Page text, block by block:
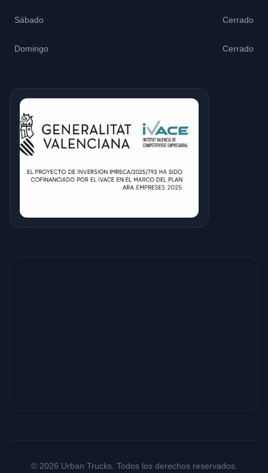
Sábado Cerrado
Domingo Cerrado
© 2026 Urban Trucks. Todos los derechos reservados.